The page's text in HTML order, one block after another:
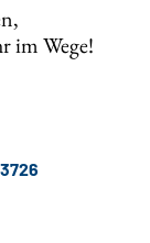
im Wege!